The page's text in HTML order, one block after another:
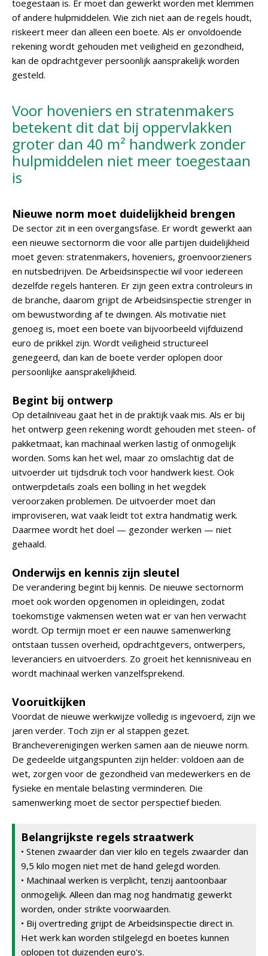
toegestaan is. Er moet dan gewerkt worden met klemmen
of andere hulpmiddelen. Wie zich niet aan de regels houdt,
riskeert meer dan alleen een boete. Als er onvoldoende
rekening wordt gehouden met veiligheid en gezondheid,
kan de opdrachtgever persoonlijk aansprakelijk worden
gesteld.
Voor hoveniers en stratenmakers
betekent dit dat bij oppervlakken
groter dan 40 m² handwerk zonder
hulpmiddelen niet meer toegestaan
is
Nieuwe norm moet duidelijkheid brengen
De sector zit in een overgangsfase. Er wordt gewerkt aan
een nieuwe sectornorm die voor alle partijen duidelijkheid
moet geven: stratenmakers, hoveniers, groenvoorzieners
en nutsbedrijven. De Arbeidsinspectie wil voor iedereen
dezelfde regels hanteren. Er zijn geen extra controleurs in
de branche, daarom grijpt de Arbeidsinspectie strenger in
om bewustwording af te dwingen. Als motivatie niet
genoeg is, moet een boete van bijvoorbeeld vijfduizend
euro de prikkel zijn. Wordt veiligheid structureel
genegeerd, dan kan de boete verder oplopen door
persoonlijke aansprakelijkheid.
Begint bij ontwerp
Op detailniveau gaat het in de praktijk vaak mis. Als er bij
het ontwerp geen rekening wordt gehouden met steen- of
pakketmaat, kan machinaal werken lastig of onmogelijk
worden. Soms kan het wel, maar zo omslachtig dat de
uitvoerder uit tijdsdruk toch voor handwerk kiest. Ook
ontwerpdetails zoals een bolling in het wegdek
veroorzaken problemen. De uitvoerder moet dan
improviseren, wat vaak leidt tot extra handmatig werk.
Daarmee wordt het doel — gezonder werken — niet
gehaald.
Onderwijs en kennis zijn sleutel
De verandering begint bij kennis. De nieuwe sectornorm
moet ook worden opgenomen in opleidingen, zodat
toekomstige vakmensen weten wat er van hen verwacht
wordt. Op termijn moet er een nauwe samenwerking
ontstaan tussen overheid, opdrachtgevers, ontwerpers,
leveranciers en uitvoerders. Zo groeit het kennisniveau en
wordt machinaal werken vanzelfsprekend.
Vooruitkijken
Voordat de nieuwe werkwijze volledig is ingevoerd, zijn we
jaren verder. Toch zijn er al stappen gezet.
Brancheverenigingen werken samen aan de nieuwe norm.
De gedeelde uitgangspunten zijn helder: voldoen aan de
wet, zorgen voor de gezondheid van medewerkers en de
fysieke en mentale belasting verminderen. Die
samenwerking moet de sector perspectief bieden.
Belangrijkste regels straatwerk
• Stenen zwaarder dan vier kilo en tegels zwaarder dan
9,5 kilo mogen niet met de hand gelegd worden.
• Machinaal werken is verplicht, tenzij aantoonbaar
onmogelijk. Alleen dan mag nog handmatig gewerkt
worden, onder strikte voorwaarden.
• Bij overtreding grijpt de Arbeidsinspectie direct in.
Het werk kan worden stilgelegd en boetes kunnen
oplopen tot duizenden euro's.